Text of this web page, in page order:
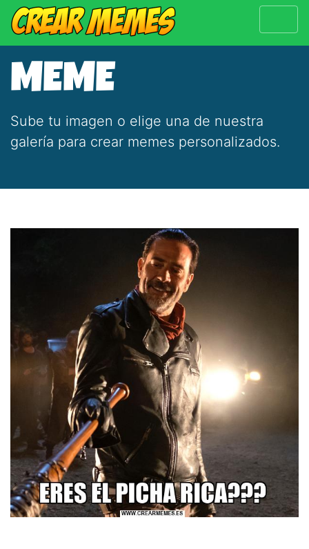
MEME
Sube tu imagen o elige una de nuestra
galería para crear memes personalizados.